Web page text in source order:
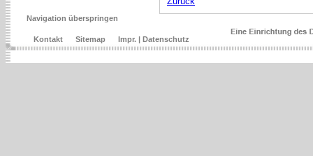
Navigation überspringen
Kontakt Sitemap Impr. | Datenschutz